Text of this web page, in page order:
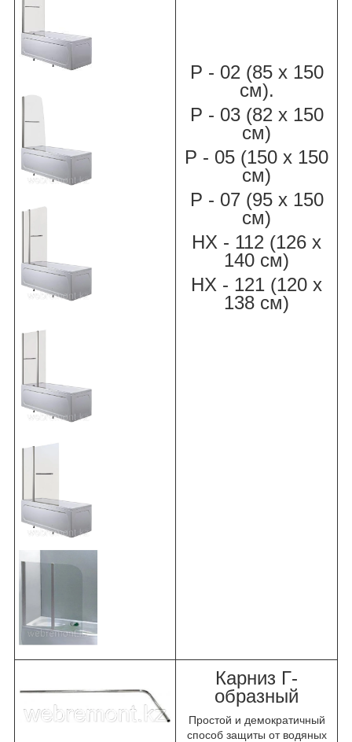
Р - 02 (85 х 150
см).
Р - 03 (82 х 150
см)
Р - 05 (150 х 150
см)
Р - 07 (95 х 150
см)
НХ - 112 (126 х
140 см)
НХ - 121 (120 х
138 см)
Карниз Г-
образный
Простой и демократичный
способ защиты от водяных